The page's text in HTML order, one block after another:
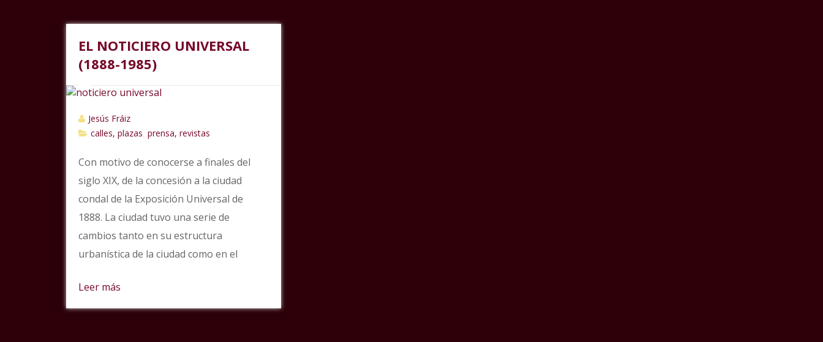
EL NOTICIERO UNIVERSAL
(1888-1985)
Jesús Fráiz
calles, plazas prensa, revistas
Con motivo de conocerse a finales del
siglo XIX, de la concesión a la ciudad
condal de la Exposición Universal de
1888. La ciudad tuvo una serie de
cambios tanto en su estructura
urbanística de la ciudad como en el
Leer más